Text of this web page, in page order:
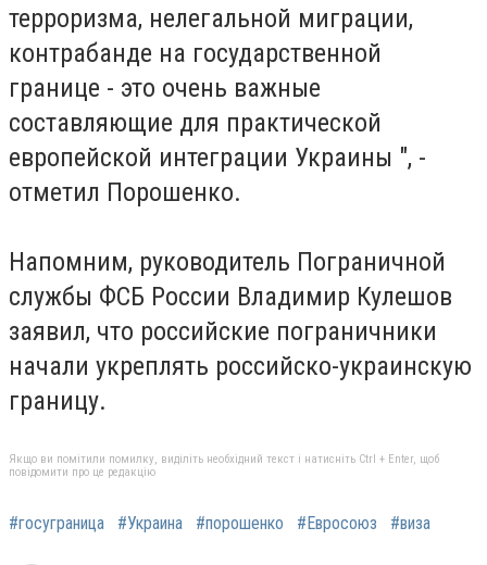
терроризма, нелегальной миграции,
контрабанде на государственной
границе - это очень важные
составляющие для практической
европейской интеграции Украины ", -
отметил Порошенко.
Напомним, руководитель Пограничной
службы ФСБ России Владимир Кулешов
заявил, что российские пограничники
начали укреплять российско-украинскую
границу.
Якщо ви помітили помилку, виділіть необхідний текст і натисніть Ctrl + Enter, щоб
повідомити про це редакцію
#госуграница #Украина #порошенко #Евросоюз #виза